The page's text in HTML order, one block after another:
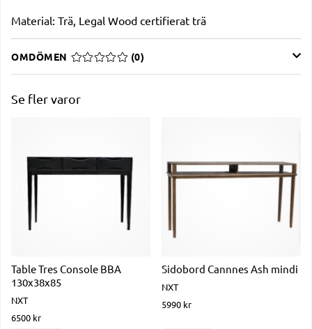
Material: Trä, Legal Wood certifierat trä
OMDÖMEN MEDELBETYG 0 AV 5 ANTAL BETYG 0
(0)
Se fler varor
Table Tres Console BBA
130x38x85
NXT
6500 kr
Sidobord Cannnes Ash mindi
NXT
5990 kr